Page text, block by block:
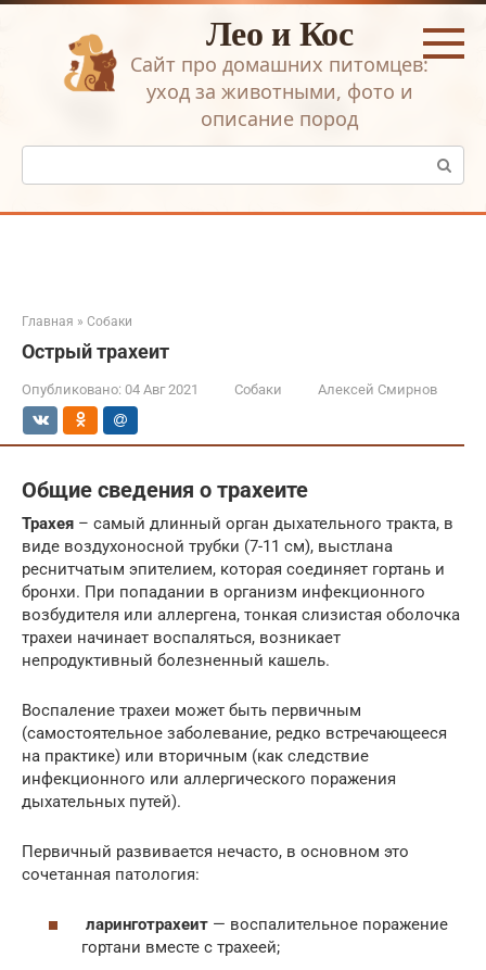
Перейти
Лео и Кос
Сайт про домашних питомцев:
уход за животными, фото и
описание пород
Поиск:
Главная » Собаки
Острый трахеит
Опубликовано: 04 Авг 2021 Собаки Алексей Смирнов
Общие сведения о трахеите
Трахея – самый длинный орган дыхательного тракта, в
виде воздухоносной трубки (7-11 см), выстлана
реснитчатым эпителием, которая соединяет гортань и
бронхи. При попадании в организм инфекционного
возбудителя или аллергена, тонкая слизистая оболочка
трахеи начинает воспаляться, возникает
непродуктивный болезненный кашель.
Воспаление трахеи может быть первичным
(самостоятельное заболевание, редко встречающееся
на практике) или вторичным (как следствие
инфекционного или аллергического поражения
дыхательных путей).
Первичный развивается нечасто, в основном это
сочетанная патология:
ларинготрахеит — воспалительное поражение
гортани вместе с трахеей;